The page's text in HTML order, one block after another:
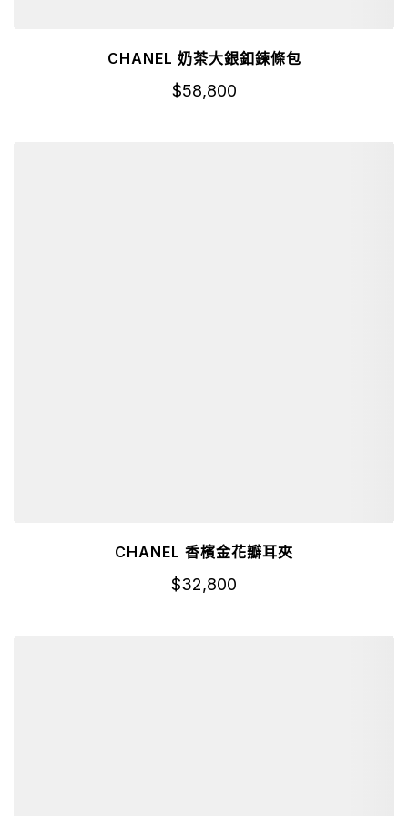
CHANEL 奶茶大銀釦鍊條包
$58,800
CHANEL 香檳金花瓣耳夾
$32,800